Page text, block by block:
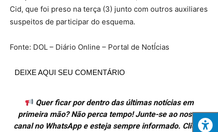
Cid, que foi preso na terça (3) junto com outros auxiliares
suspeitos de participar do esquema.
Fonte: DOL – Diário Online – Portal de NotÍcias
DEIXE AQUI SEU COMENTÁRIO
Quer ficar por dentro das últimas notícias em
primeira mão? Não perca tempo! Junte-se ao nosso
canal no WhatsApp e esteja sempre informado. Clique